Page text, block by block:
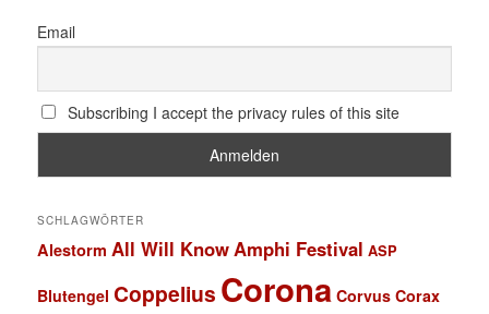
Email
Subscribing I accept the privacy rules of this site
SCHLAGWÖRTER
Alestorm All Will KnowAmphi Festival ASP
Blutengel Coppelius Corona Corvus Corax